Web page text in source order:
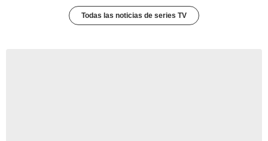
Todas las noticias de series TV